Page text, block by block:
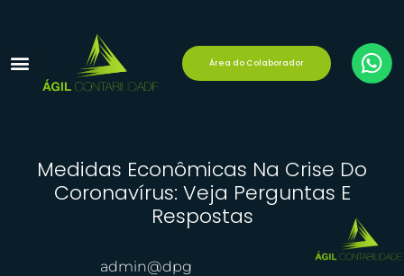
Área do Colaborador
Medidas Econômicas Na Crise Do
Coronavírus: Veja Perguntas E
Respostas
admin@dpg